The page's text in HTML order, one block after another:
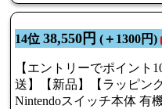
14位 38,550円 (＋1300円)
【エントリーでポイント
送】【新品】【ラッピン
Nintendoスイッチ本体 有